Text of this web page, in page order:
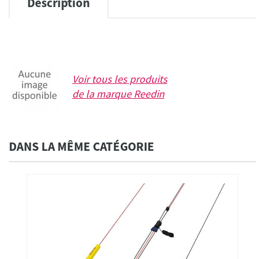
Voir tous les produits
de la marqueReedin
DANS LA MÊME CATÉGORIE